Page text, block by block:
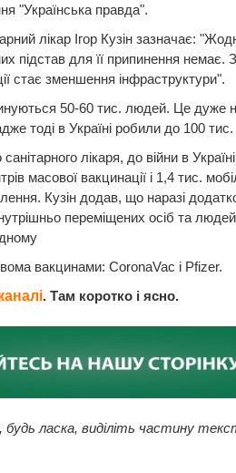
"Українська правда".
лікар Ігор Кузін зазначає:
підстав для її припинення немає.
стає зменшення інфраструктури".
50-60 тис. людей. Це дуже
тоді в Україні робили до 100
лікаря, до війни в
масової вакцинації і 1,4 тис.
Кузін додав, що наразі
переміщених осіб та
вакцинами: CoronaVac і Pfizer.
. Там коротко і ясно.
ласка, виділіть частину